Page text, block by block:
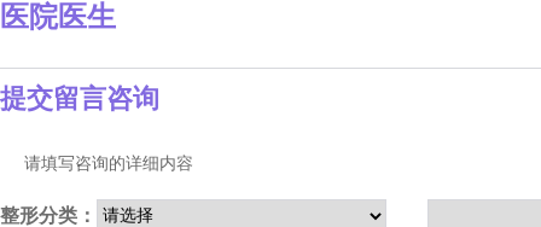
医院医生
提交留言咨询
请填写咨询的详细内容
整形分类：